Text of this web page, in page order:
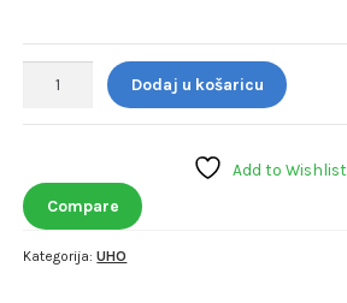
za
količina
Dodaj u košaricu
Add to Wishlist
Compare
Kategorija:UHO